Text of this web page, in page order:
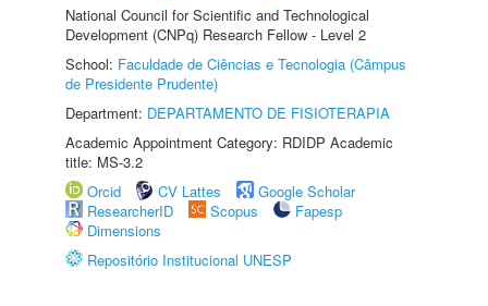
National Council for Scientific and Technological
Development (CNPq) Research Fellow - Level 2
School: Faculdade de Ciências e Tecnologia (Câmpus
de Presidente Prudente)
Department: DEPARTAMENTO DE FISIOTERAPIA
Academic Appointment Category: RDIDP Academic
title: MS-3.2
Orcid
CV Lattes
Google Scholar
ResearcherID
Scopus
Fapesp
Dimensions
Repositório Institucional UNESP